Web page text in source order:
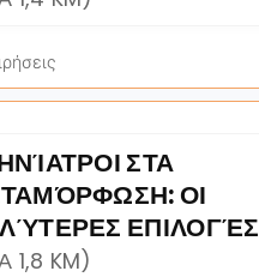
ΣΤΑ
ΟΙ
ΕΠΙΛΟΓΈΣ
1,8 KM)